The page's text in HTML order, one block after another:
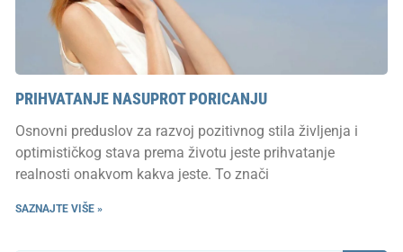
PRIHVATANJE NASUPROT PORICANJU
Osnovni preduslov za razvoj pozitivnog stila življenja i
optimističkog stava prema životu jeste prihvatanje
realnosti onakvom kakva jeste. To znači
SAZNAJTE VIŠE »